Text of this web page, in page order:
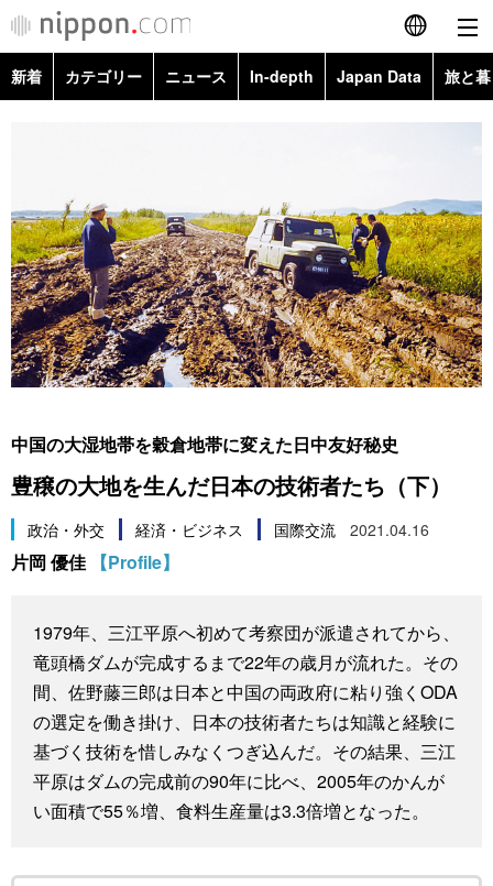
English
Français
Español
العربية
カテゴリー
政治・外交
経済・ビジネス
社会
文化
暮らし
スポーツ・東京2020
ニュース
トップ
In-depth
旅と暮らし
動画/Live
Cinema
Topics
Images
新着 カテゴリー ニュース In-depth Japan Data 旅と
国際・海外
社会
文化
スポーツ・東京2020
Topics
People
東京
お知らせ
中国の大湿地帯を穀倉地帯に変えた日中友好秘史
豊穣の大地を生んだ日本の技術者たち（下）
政治・外交 経済・ビジネス 国際交流 2021.04.16
片岡 優佳 【Profile】
1979年、三江平原へ初めて考察団が派遣されてから、
竜頭橋ダムが完成するまで22年の歳月が流れた。その
間、佐野藤三郎は日本と中国の両政府に粘り強くODA
の選定を働き掛け、日本の技術者たちは知識と経験に
基づく技術を惜しみなくつぎ込んだ。その結果、三江
平原はダムの完成前の90年に比べ、2005年のかんが
い面積で55％増、食料生産量は3.3倍増となった。